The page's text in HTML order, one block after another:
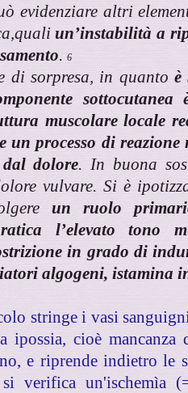
evidenziare altri
un’instabilità a
.6
di sorpresa, in quantoè
muscolare locale
un processo di
dal dolore. In buona
vulvare. Si è
un ruolo
l’elevato tono
in grado di
algogeni, istamina
stringe i vasi
ipossia, cioè
e riprende indietro le
verifica un'ischemìa